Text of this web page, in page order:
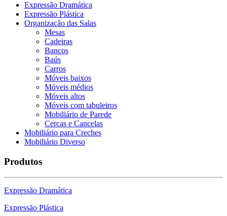
Expressão Dramática
Expressão Plástica
Organização das Salas
Mesas
Cadeiras
Bancos
Baús
Carros
Móveis baixos
Móveis médios
Móveis altos
Móveis com tabuleiros
Mobiliário de Parede
Cercas e Cancelas
Mobiliário para Creches
Mobiliário Diverso
Produtos
Expressão Dramática
Expressão Plástica